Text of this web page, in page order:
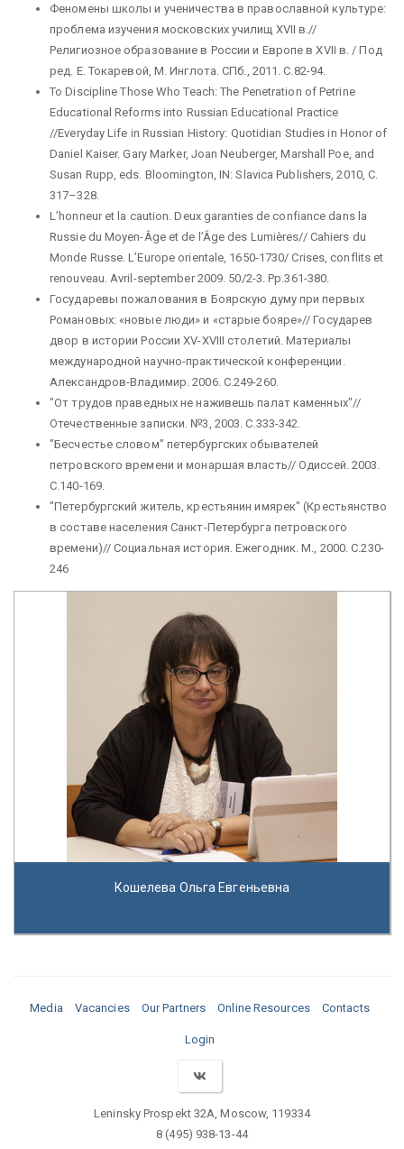
Феномены школы и ученичества в православной культуре:
проблема изучения московских училищ XVII в.//
Религиозное образование в России и Европе в XVII в. / Под
ред. Е. Токаревой, М. Инглота. СПб., 2011. С.82-94.
To Discipline Those Who Teach: The Penetration of Petrine
Educational Reforms into Russian Educational Practice
//Everyday Life in Russian History: Quotidian Studies in Honor of
Daniel Kaiser. Gary Marker, Joan Neuberger, Marshall Poe, and
Susan Rupp, eds. Bloomington, IN: Slavica Publishers, 2010, С.
317–328.
L’honneur et la caution. Deux garanties de confiance dans la
Russie du Moyen-Âge et de l’Âge des Lumières// Cahiers du
Monde Russe. L’Europe orientale, 1650-1730/ Crises, conflits et
renouveau. Avril-september 2009. 50/2-3. Pp.361-380.
Государевы пожалования в Боярскую думу при первых
Романовых: «новые люди» и «старые бояре»// Государев
двор в истории России ХV-XVIII столетий. Материалы
международной научно-практической конференции.
Александров-Владимир. 2006. С.249-260.
"От трудов праведных не наживешь палат каменных"//
Отечественные записки. №3, 2003. C.333-342.
"Бесчестье словом" петербургских обывателей
петровского времени и монаршая власть// Одиссей. 2003.
С.140-169.
"Петербургский житель, крестьянин имярек" (Крестьянство
в составе населения Санкт-Петербурга петровского
времени)// Социальная история. Ежегодник. М., 2000. С.230-
246
Кошелева Ольга Евгеньевна
Media Vacancies Our Partners Online Resources Contacts
Login
Leninsky Prospekt 32A, Moscow, 119334
8 (495) 938-13-44